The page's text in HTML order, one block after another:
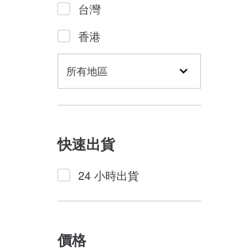
台灣
香港
所有地區
快速出貨
24 小時出貨
價格